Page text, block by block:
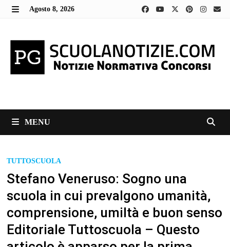
Skip
Agosto 8, 2026
MENU
TUTTOSCUOLA
Stefano Veneruso: Sogno una
scuola in cui prevalgono umanità,
comprensione, umiltà e buon senso
Editoriale Tuttoscuola – Questo